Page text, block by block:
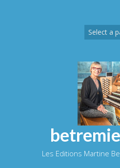
Les Editions Martine